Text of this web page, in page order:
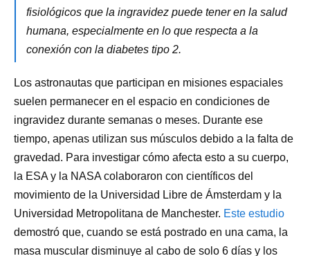
fisiológicos que la ingravidez puede tener en la salud
humana, especialmente en lo que respecta a la
conexión con la diabetes tipo 2.
Los astronautas que participan en misiones espaciales
suelen permanecer en el espacio en condiciones de
ingravidez durante semanas o meses. Durante ese
tiempo, apenas utilizan sus músculos debido a la falta de
gravedad. Para investigar cómo afecta esto a su cuerpo,
la ESA y la NASA colaboraron con científicos del
movimiento de la Universidad Libre de Ámsterdam y la
Universidad Metropolitana de Manchester. Este estudio
demostró que, cuando se está postrado en una cama, la
masa muscular disminuye al cabo de solo 6 días y los